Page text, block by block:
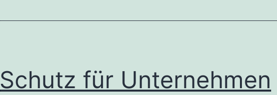
Endpoint
Schutz für Unternehmen